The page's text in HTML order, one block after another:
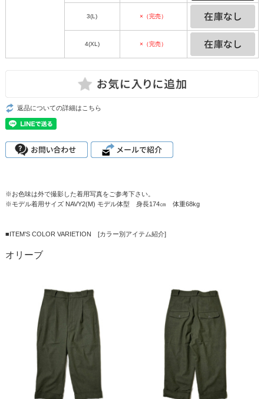
3(L) ×（完売）
4(XL) ×（完売）
返品についての詳細はこちら
※お色味は外で撮影した着用写真をご参考下さい。
※モデル着用サイズ NAVY2(M) モデル体型 身長174㎝ 体重68kg
■ITEM'S COLOR VARIETION [カラー別アイテム紹介]
オリーブ